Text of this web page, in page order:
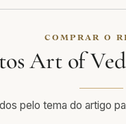
COMPRAR O
Art of
pelo tema do artigo